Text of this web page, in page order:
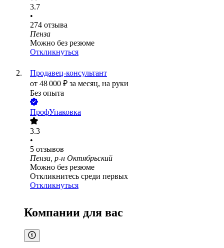
3.7
•
274 отзыва
Пенза
Можно без резюме
Откликнуться
Продавец-консультант
от 48 000 ₽ за месяц, на руки
Без опыта
ПрофУпаковка
3.3
•
5 отзывов
Пенза, р-н Октябрьский
Можно без резюме
Откликнитесь среди первых
Откликнуться
Компании для вас